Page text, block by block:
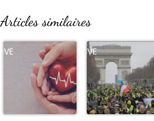
Articles similaires